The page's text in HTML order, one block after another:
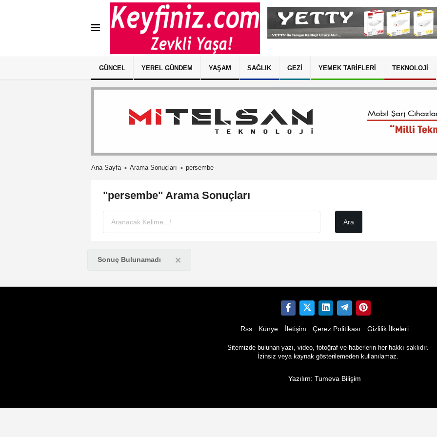
GÜNCEL YEREL GÜNDEM YAŞAM SAĞLIK GEZI YEMEK TARIFLERI TEKNOLOJI
Ana Sayfa Arama Sonuçları persembe
"persembe" Arama Sonuçları
Sonuç Bulunamadı ×
Rss Künye İletişim Çerez Politikası Gizlilik İlkeleri
Sitemizde bulunan yazı, video, fotoğraf ve haberlerin her hakkı saklıdır.
İzinsiz veya kaynak gösterilemeden kullanılamaz.
Yazılım: Tumeva Bilişim